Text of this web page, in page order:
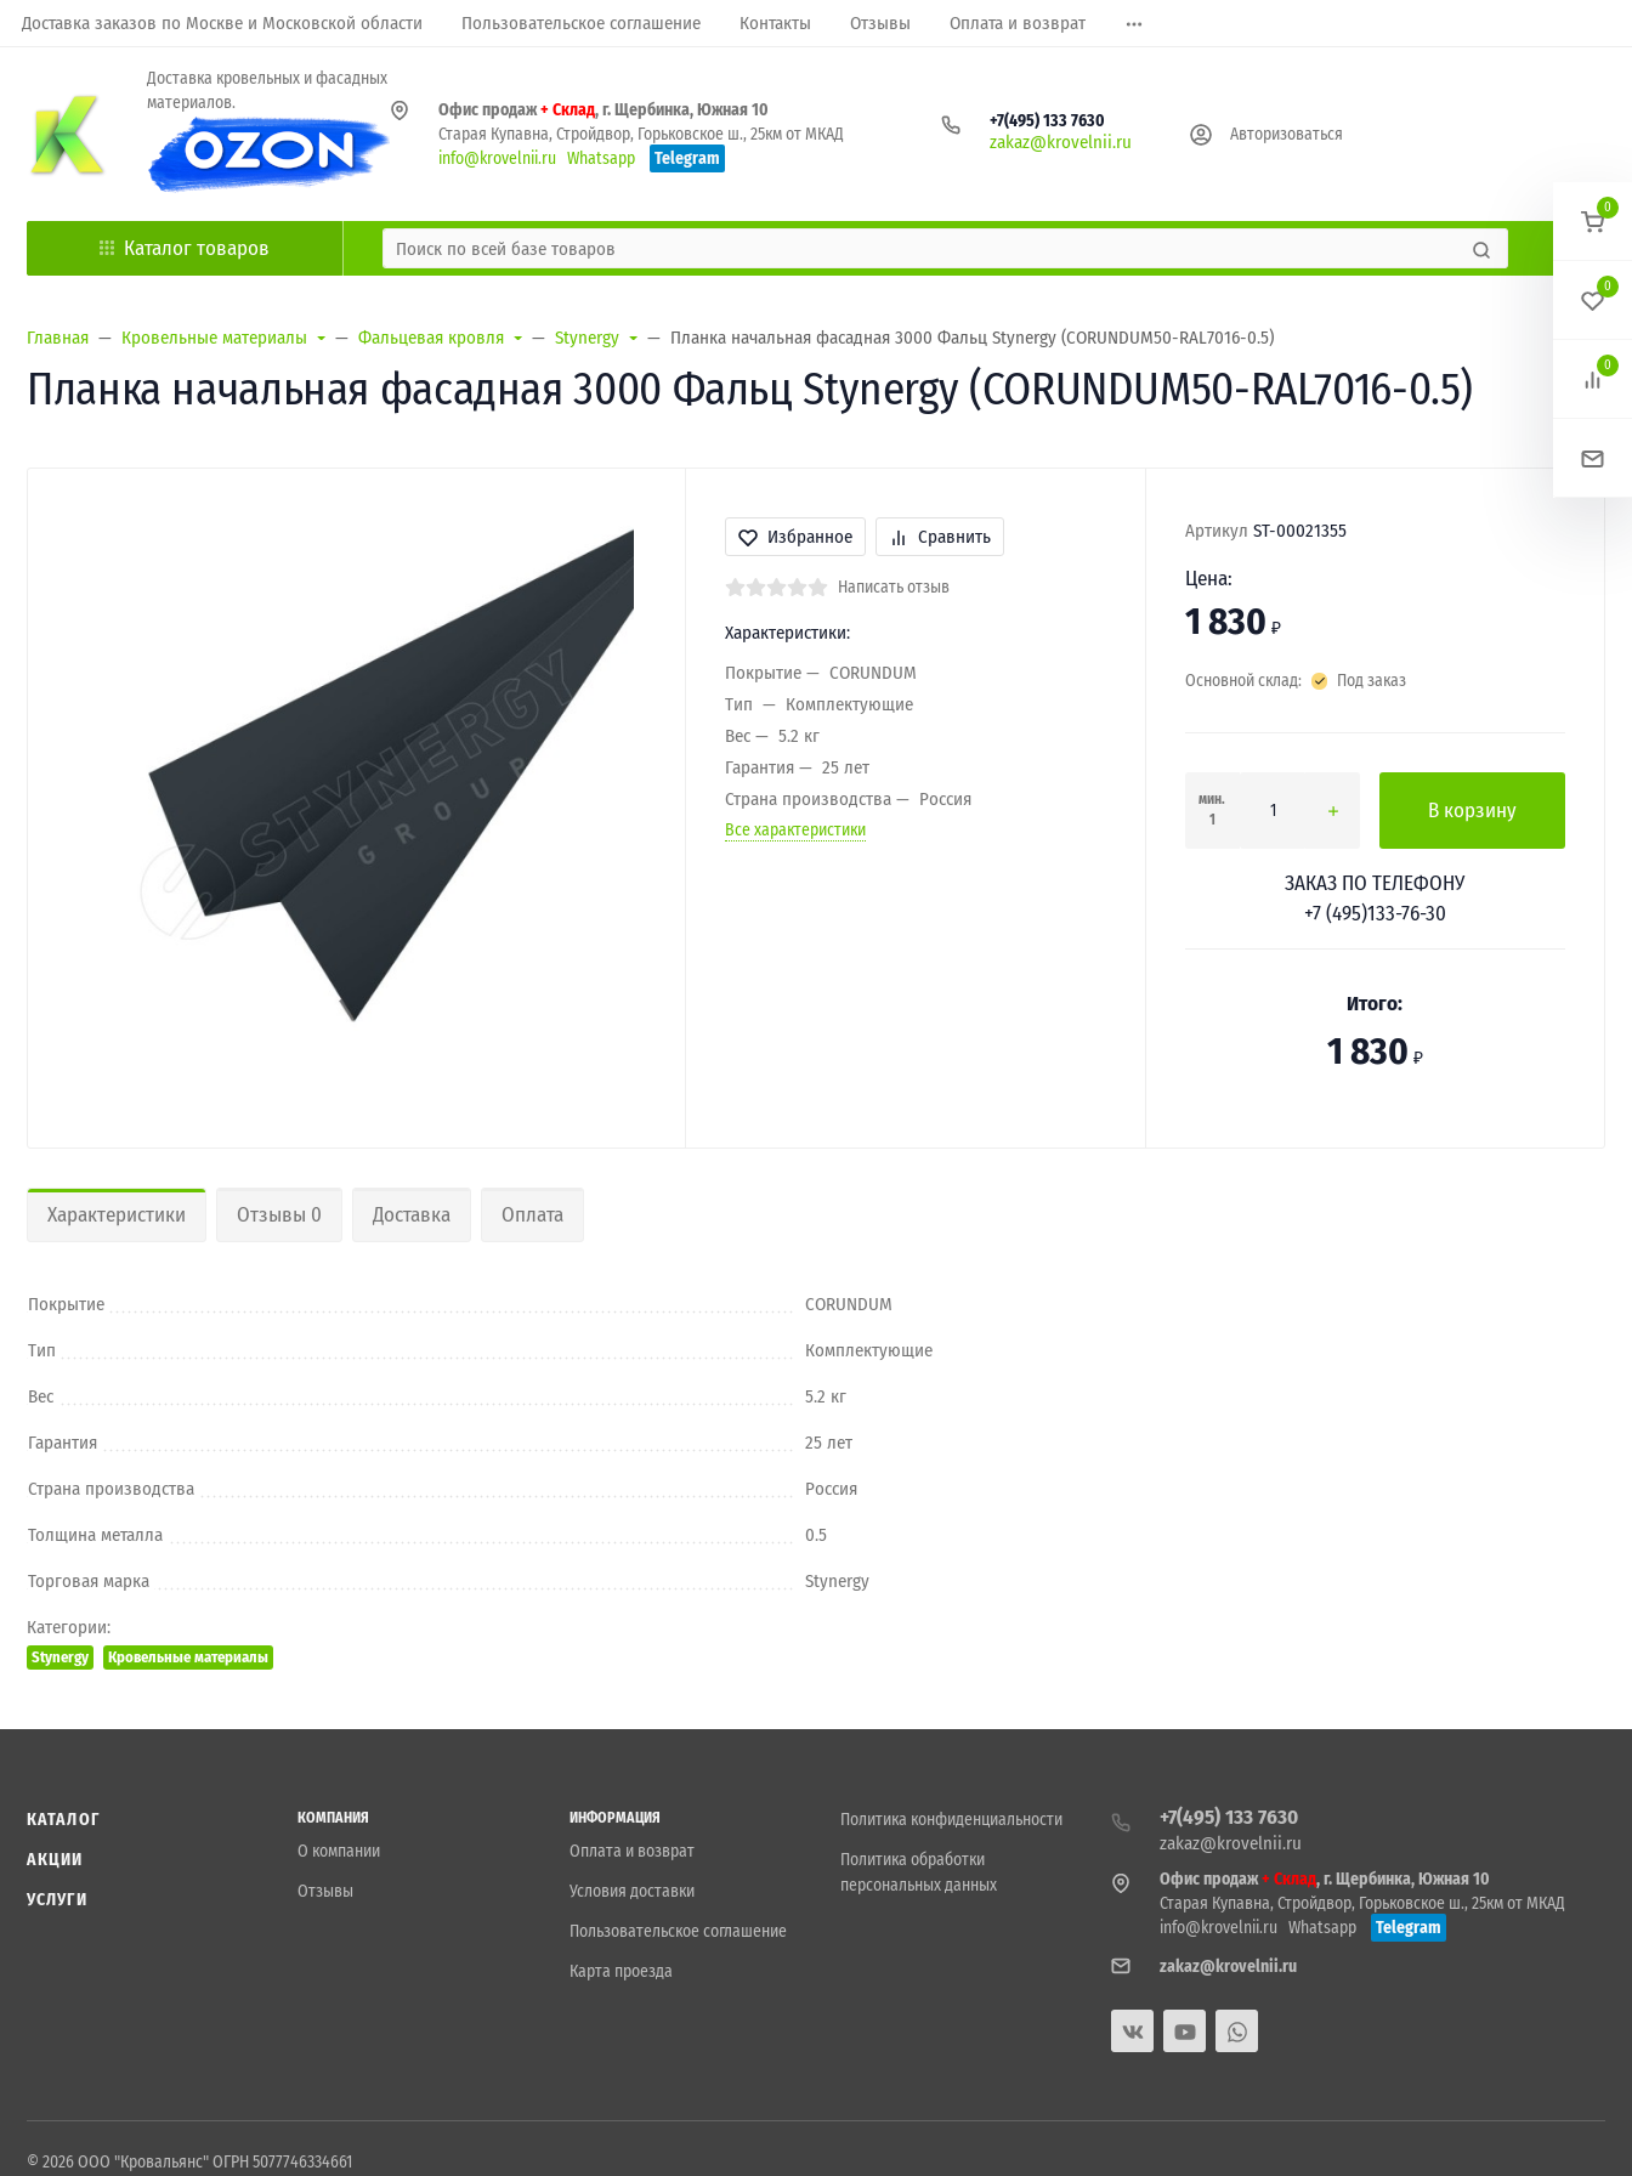
Доставка заказов по Москве и Московской области Пользовательское соглашение Контакты Отзывы Оплата и возврат
Доставка кровельных и фасадных
материалов.
Офис продаж+ Склад, г. Щербинка, Южная 10
Старая Купавна, Стройдвор, Горьковское ш., 25км от МКАД
info@krovelnii.ru Whatsapp Telegram
+7(495) 133 7630
zakaz@krovelnii.ru Авторизоваться
Каталог товаров
Главная Кровельные материалы Фальцевая кровля Stynergy Планка начальная фасадная 3000 Фальц Stynergy (CORUNDUM50-RAL7016-0.5)
Планка начальная фасадная 3000 Фальц Stynergy (CORUNDUM50-RAL7016-0.5)
Избранное Сравнить
Написать отзыв
Характеристики:
Покрытие
CORUNDUM
Тип
Комплектующие
Вес
5.2 кг
Гарантия
25 лет
Страна производства
Россия
Все характеристики
Артикул ST-00021355
Цена:
1 830 ₽
Основной склад: Под заказ
мин.
1
В корзину
ЗАКАЗ ПО ТЕЛЕФОНУ
+7 (495)133-76-30
Итого:
1 830 ₽
Характеристики Отзывы 0 Доставка Оплата
Покрытие CORUNDUM
Тип Комплектующие
Вес 5.2 кг
Гарантия 25 лет
Страна производства Россия
Толщина металла 0.5
Торговая марка Stynergy
Категории:
Stynergy Кровельные материалы
КАТАЛОГ
АКЦИИ
УСЛУГИ
КОМПАНИЯ
О компании
Отзывы
ИНФОРМАЦИЯ
Оплата и возврат
Условия доставки
Пользовательское соглашение
Карта проезда
Политика конфиденциальности
Политика обработки
персональных данных
+7(495) 133 7630
zakaz@krovelnii.ru
Офис продаж+ Склад, г. Щербинка, Южная 10
Старая Купавна, Стройдвор, Горьковское ш., 25км от МКАД
info@krovelnii.ru
Whatsapp
Telegram
zakaz@krovelnii.ru
© 2026 ООО "Кровальянс" ОГРН 5077746334661
0
0
0